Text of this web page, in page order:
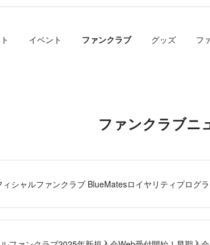
イベント ファンクラブ グッズ フ
ファンクラブニ
シャルファンクラブ BlueMatesロイヤリティプログ